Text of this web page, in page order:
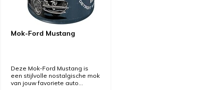
Mok-Ford Mustang
Deze Mok-Ford Mustang is
een stijlvolle nostalgische mok
van jouw favoriete auto...